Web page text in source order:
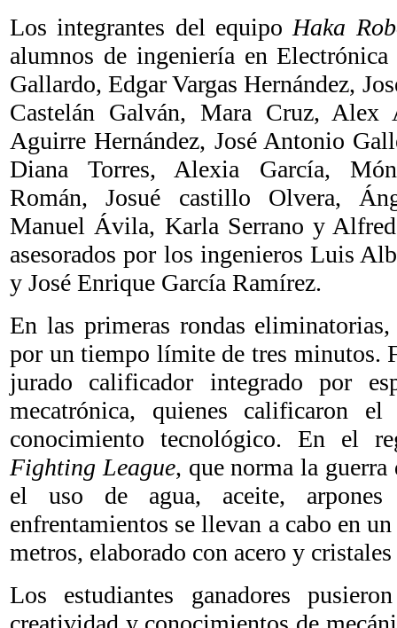
Los integrantes del equipoHaka
alumnos de ingeniería en
Gallardo, Edgar Vargas Hernández,
Castelán Galván, Mara Cruz,
Aguirre Hernández, José Antonio
Diana Torres, Alexia García,
Román, Josué castillo Olvera,
Manuel Ávila, Karla Serrano y
asesorados por los ingenieros Luis
y José Enrique García Ramírez.
En las primeras rondas
por un tiempo límite de tres minutos.
jurado calificador integrado por
mecatrónica, quienes calificaron
conocimiento tecnológico. En el
Fighting League, que norma la
el uso de agua, aceite,
enfrentamientos se llevan a cabo en
metros, elaborado con acero y
Los estudiantes ganadores